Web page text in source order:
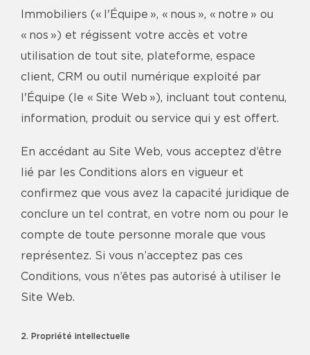
Immobiliers (« l'Équipe », « nous », « notre » ou
« nos ») et régissent votre accès et votre
utilisation de tout site, plateforme, espace
client, CRM ou outil numérique exploité par
l'Équipe (le « Site Web »), incluant tout contenu,
information, produit ou service qui y est offert.
En accédant au Site Web, vous acceptez d’être
lié par les Conditions alors en vigueur et
confirmez que vous avez la capacité juridique de
conclure un tel contrat, en votre nom ou pour le
compte de toute personne morale que vous
représentez. Si vous n’acceptez pas ces
Conditions, vous n’êtes pas autorisé à utiliser le
Site Web.
2. Propriété intellectuelle